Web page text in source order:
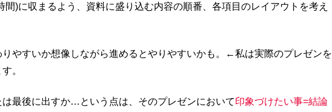
間)に収まるよう、資料に盛り込む内容の順番、各項目のレイアウトを考え
やすいか想像しながら進めるとやりやすいかも。←私は実際のプレゼンを
。
最後に出すか…という点は、そのプレゼンにおいて印象づけたい事=結論